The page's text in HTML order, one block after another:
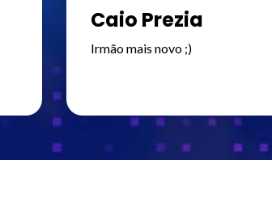
Caio Prezia
Irmão mais novo ;)